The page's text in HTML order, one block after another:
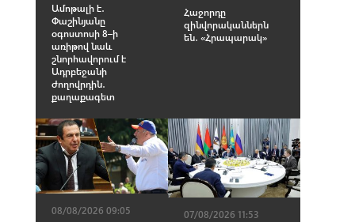
Ամոթալի է․
Փաշինյանը
օգոստոսի 8–ի
առիթով նաև
շնորհավորում է
Ադրբեջանի
ժողովրդին․
քաղաքագետ
Հաջորդը
զինվորականներն
են․ «Հրապարակ»
08/08/2026 09:05
07/08/2026 11:53